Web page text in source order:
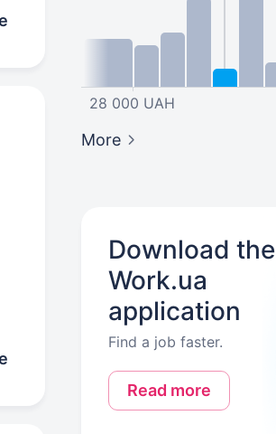
28 000 UAH
More
Download the
Work.ua
application
Find a job faster.
Read more